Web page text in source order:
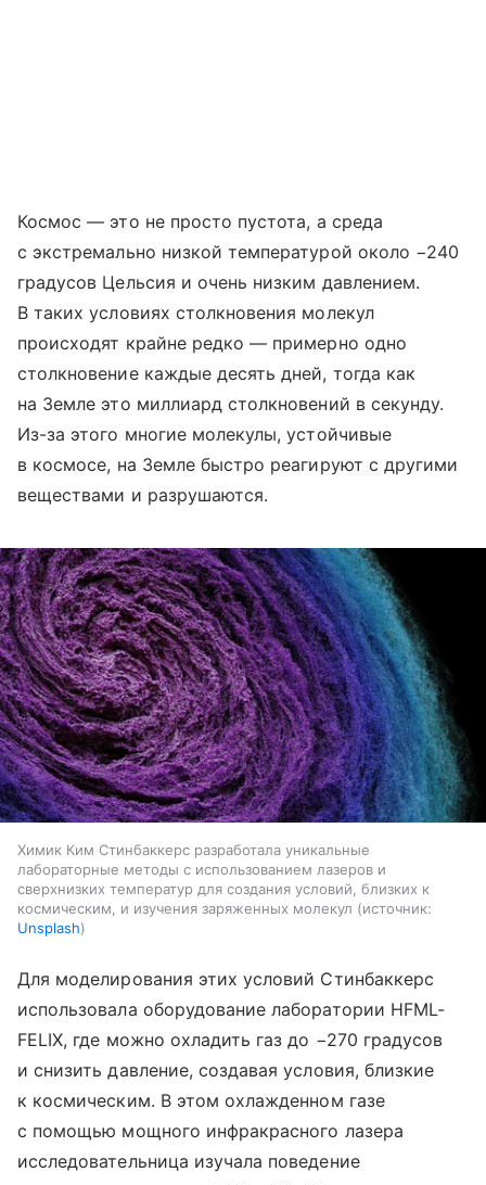
Космос — это не просто пустота, а среда
с экстремально низкой температурой около −240
градусов Цельсия и очень низким давлением.
В таких условиях столкновения молекул
происходят крайне редко — примерно одно
столкновение каждые десять дней, тогда как
на Земле это миллиард столкновений в секунду.
Из-за этого многие молекулы, устойчивые
в космосе, на Земле быстро реагируют с другими
веществами и разрушаются.
Химик Ким Стинбаккерс разработала уникальные
лабораторные методы с использованием лазеров и
сверхнизких температур для создания условий, близких к
космическим, и изучения заряженных молекул
источник:
Unsplash
Для моделирования этих условий Стинбаккерс
использовала оборудование лаборатории HFML-
FELIX, где можно охладить газ до −270 градусов
и снизить давление, создавая условия, близкие
к космическим. В этом охлажденном газе
с помощью мощного инфракрасного лазера
исследовательница изучала поведение